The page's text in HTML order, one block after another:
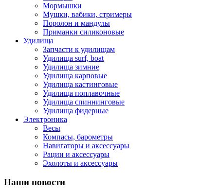
Мормышки
Мушки, вабики, стримеры
Поролон и мандулы
Приманки силиконовые
Удилища
Запчасти к удилищам
Удилища surf, boat
Удилища зимние
Удилища карповые
Удилища кастинговые
Удилища поплавочные
Удилища спиннинговые
Удилища фидерные
Электроника
Весы
Компасы, барометры
Навигаторы и аксессуары
Рации и аксессуары
Эхолоты и аксессуары
Наши новости